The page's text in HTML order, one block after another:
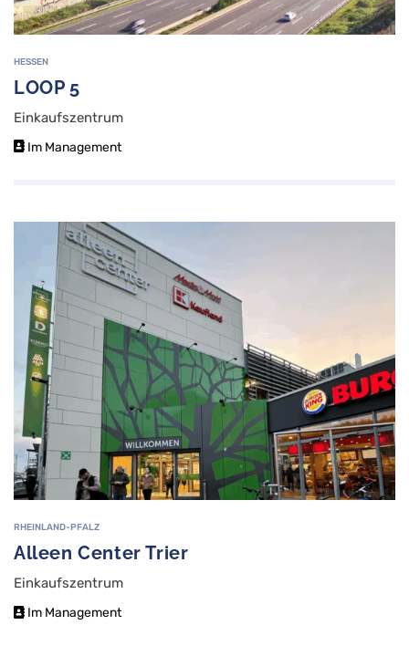
HESSEN
LOOP 5
Einkaufszentrum
Im Management
RHEINLAND-PFALZ
Alleen Center Trier
Einkaufszentrum
Im Management